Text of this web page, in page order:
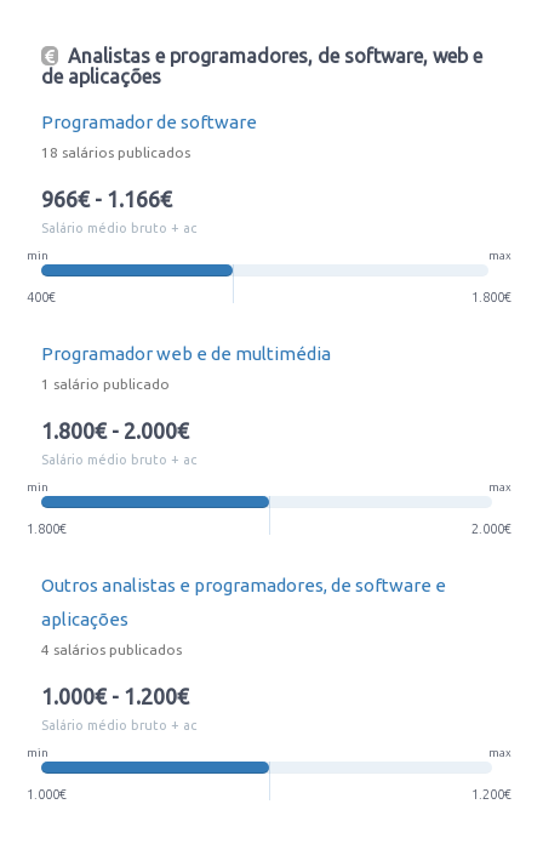
Analistas e programadores, de software, web e
de aplicações
Programador de software
18 salários publicados
966€ - 1.166€
Salário médio bruto + ac
min max
400€ 1.800€
Programador web e de multimédia
1 salário publicado
1.800€ - 2.000€
Salário médio bruto + ac
min max
1.800€ 2.000€
Outros analistas e programadores, de software e
aplicações
4 salários publicados
1.000€ - 1.200€
Salário médio bruto + ac
min max
1.000€ 1.200€